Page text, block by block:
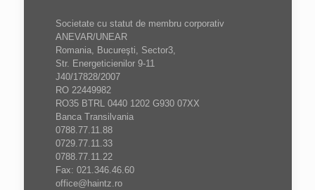
Societate cu statut de membru corporativ
ANEVAR/UNEAR
Romania, Bucureşti, Sector3,
Str. Energeticienilor 9-11
J40/17828/2007
RO 22449982
RO35 BTRL 0440 1202 G930 07XX
Banca Transilvania
0788.77.11.88
0729.77.11.33
0788.77.11.22
Fax: 021.346.46.60
office@haintz.ro